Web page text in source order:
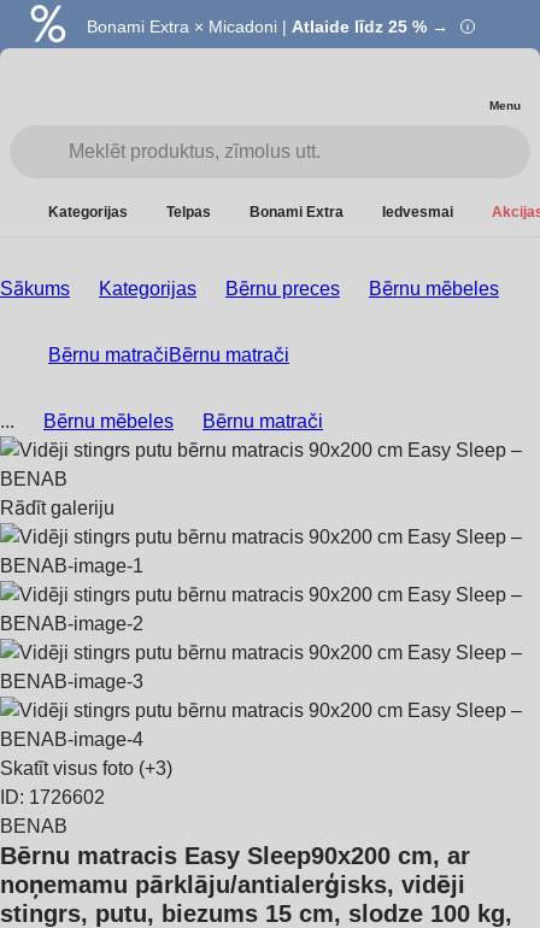
Bonami Extra × Micadoni | Atlaide līdz 25 % →
Menu
Kategorijas Telpas Bonami Extra Iedvesmai
Sākums Kategorijas Bērnu preces Bērnu mēbeles
Bērnu matračiBērnu matrači
... Bērnu mēbeles Bērnu matrači
Rādīt galeriju
Skatīt visus foto (+3)
ID: 1726602
BENAB
Bērnu matracis Easy Sleep90x200 cm, ar
noņemamu pārklāju/antialerģisks, vidēji
stingrs, putu, biezums 15 cm, slodze 100 kg,